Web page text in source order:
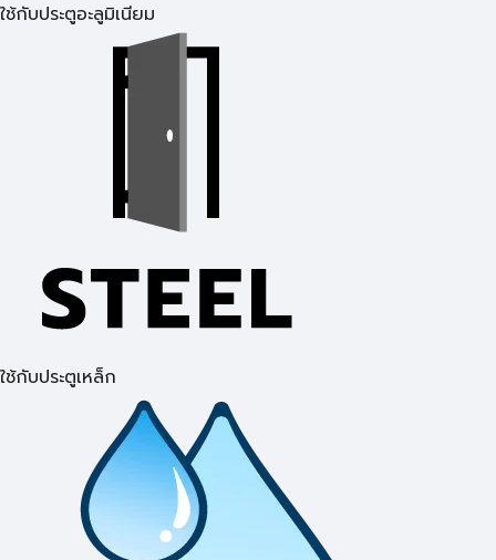
ใช้กับประตูอะลูมิเนียม
ใช้กับประตูเหล็ก